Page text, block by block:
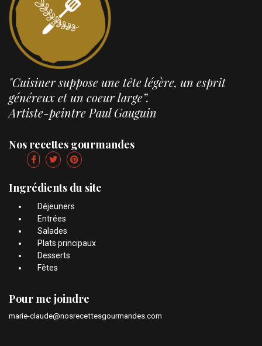
"Cuisiner suppose une tête légère, un esprit
généreux et un coeur large”.
Artiste-peintre Paul Gauguin
Nos recettes gourmandes
Ingrédients du site
Déjeuners
Entrées
Salades
Plats principaux
Desserts
Fêtes
Pour me joindre
marie-claude@nosrecettesgourmandes.com